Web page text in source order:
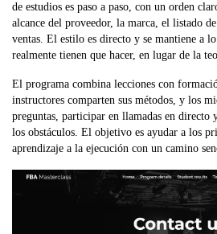
de estudios es paso a paso, con un orden
alcance del proveedor, la marca, el listado
ventas. El estilo es directo y se mantiene a
realmente tienen que hacer, en lugar de la
El programa combina lecciones con
instructores comparten sus métodos, y los
preguntas, participar en llamadas en directo
los obstáculos. El objetivo es ayudar a los
aprendizaje a la ejecución con un camino